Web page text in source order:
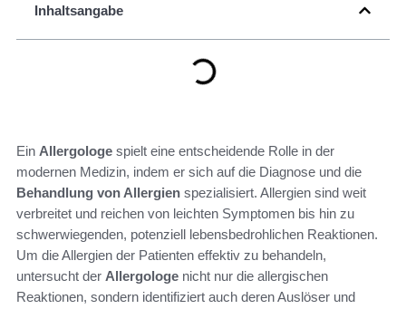
Inhaltsangabe
Ein Allergologe spielt eine entscheidende Rolle in der
modernen Medizin, indem er sich auf die Diagnose und die
Behandlung von Allergien spezialisiert. Allergien sind weit
verbreitet und reichen von leichten Symptomen bis hin zu
schwerwiegenden, potenziell lebensbedrohlichen Reaktionen.
Um die Allergien der Patienten effektiv zu behandeln,
untersucht der Allergologe nicht nur die allergischen
Reaktionen, sondern identifiziert auch deren Auslöser und